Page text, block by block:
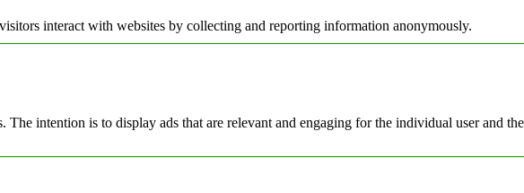
interact with websites by collecting and reporting information anonymously.
The intention is to display ads that are relevant and engaging for the individual user and